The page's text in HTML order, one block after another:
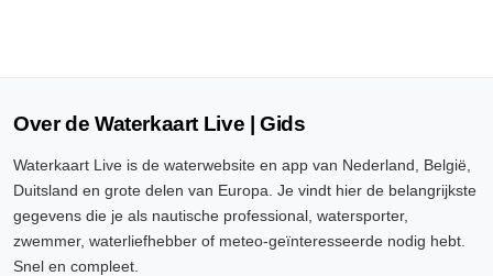
Over de Waterkaart Live | Gids
Waterkaart Live is de waterwebsite en app van Nederland, België,
Duitsland en grote delen van Europa. Je vindt hier de belangrijkste
gegevens die je als nautische professional, watersporter,
zwemmer, waterliefhebber of meteo-geïnteresseerde nodig hebt.
Snel en compleet.